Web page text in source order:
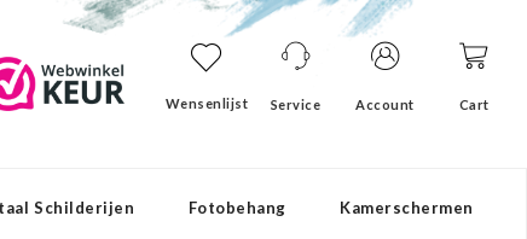
Wensenlijst Service Account Cart
Schilderijen Fotobehang Kamerschermen